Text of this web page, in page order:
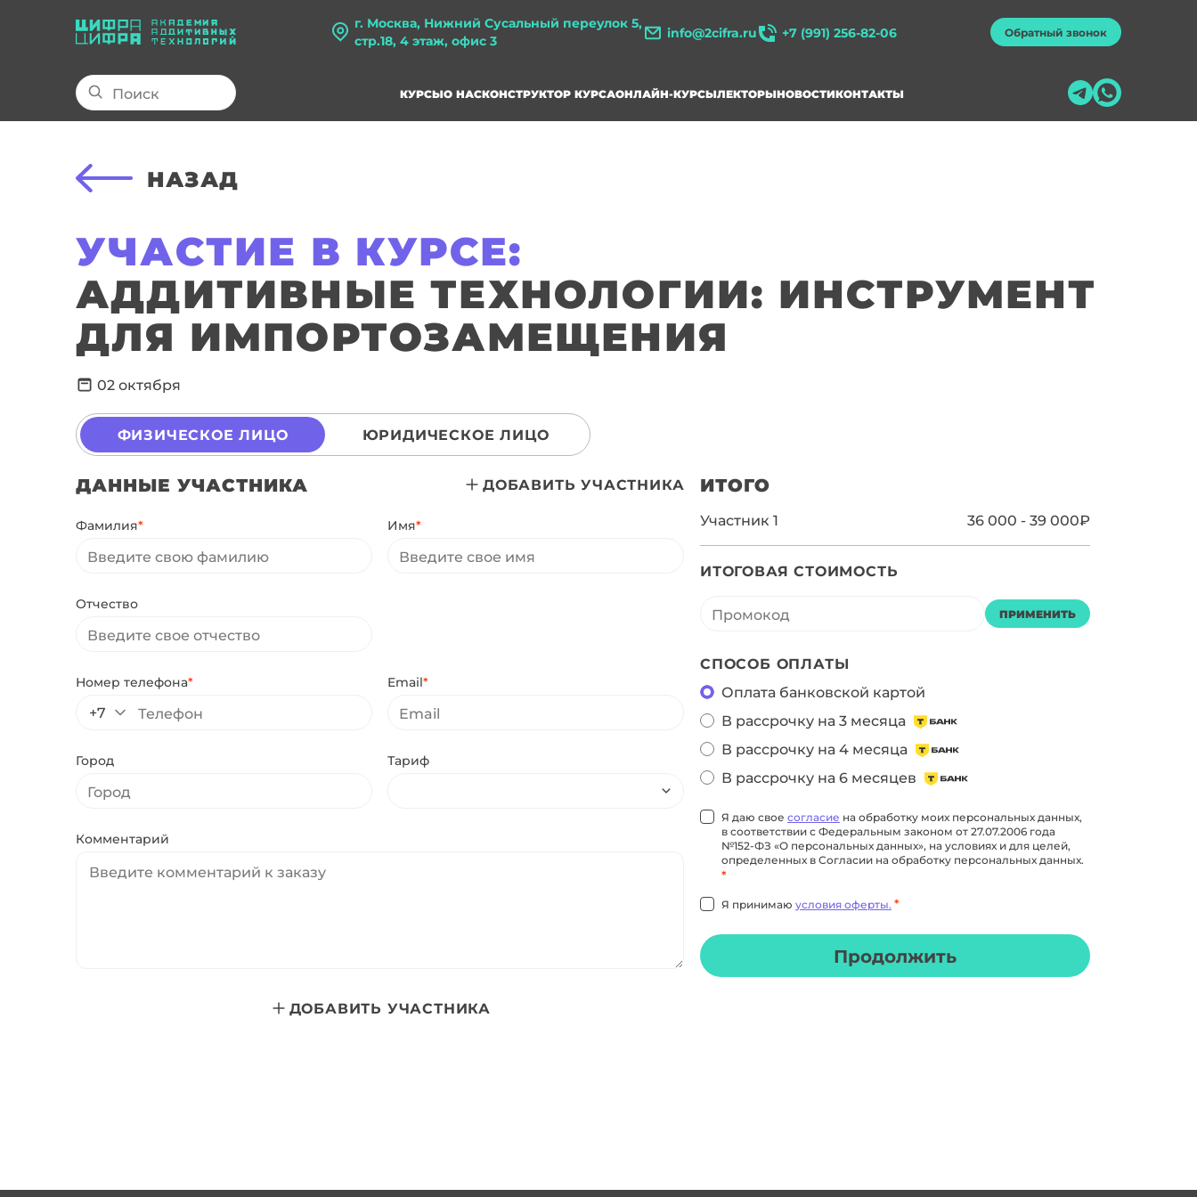
г. Москва, Нижний Сусальный переулок 5,
стр.18, 4 этаж, офис 3
info@2cifra.ru +7 (991) 256-82-06 Обратный звонок
КУРСЫО НАСКОНСТРУКТОР КУРСАОНЛАЙН-КУРСЫЛЕКТОРЫНОВОСТИКОНТАКТЫ
НАЗАД
УЧАСТИЕ В КУРСЕ:
АДДИТИВНЫЕ ТЕХНОЛОГИИ: ИНСТРУМЕНТ
ДЛЯ ИМПОРТОЗАМЕЩЕНИЯ
02 октября
ФИЗИЧЕСКОЕ ЛИЦО ЮРИДИЧЕСКОЕ ЛИЦО
ДАННЫЕ УЧАСТНИКА ДОБАВИТЬ УЧАСТНИКА
Фамилия* Имя*
Отчество
Номер телефона*
+7
Email*
Город Тариф
Комментарий
ДОБАВИТЬ УЧАСТНИКА
ИТОГО
Участник 1 36 000 - 39 000₽
ИТОГОВАЯ СТОИМОСТЬ
ПРИМЕНИТЬ
СПОСОБ ОПЛАТЫ
Оплата банковской картой
В рассрочку на 3 месяца
В рассрочку на 4 месяца
В рассрочку на 6 месяцев
Я даю свое согласие на обработку моих персональных данных,
в соответствии с Федеральным законом от 27.07.2006 года
№152-ФЗ «О персональных данных», на условиях и для целей,
определенных в Согласии на обработку персональных данных.
*
Я принимаю условия оферты. *
Продолжить